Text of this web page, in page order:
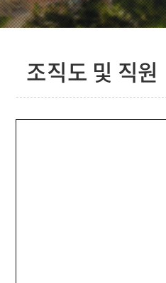
조직도 및 직원
오시는길
조직도 및 직원